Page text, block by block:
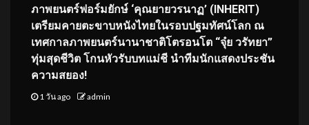
ภาพยนตร์ฟอร์มยักษ์ ‘คุณยายวรนาฏ’ (INHERIT)
เตรียมคายตะขาบหนังไทยในรอบปฐมทัศน์โลก ณ
เทศกาลภาพยนตร์นานาชาติโตรอนโต “จุ๋ย วรัทยา”
ทุ่มสุดชีวิต โกนหัวรับบทแม่ชี นำทีมนักแสดงประชัน
ความสยอง!
1 วัน ago admin